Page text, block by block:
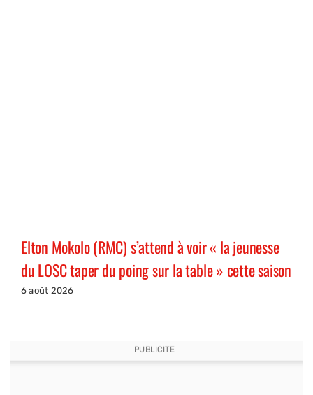
Elton Mokolo (RMC) s’attend à voir « la jeunesse
du LOSC taper du poing sur la table » cette saison
6 août 2026
PUBLICITE